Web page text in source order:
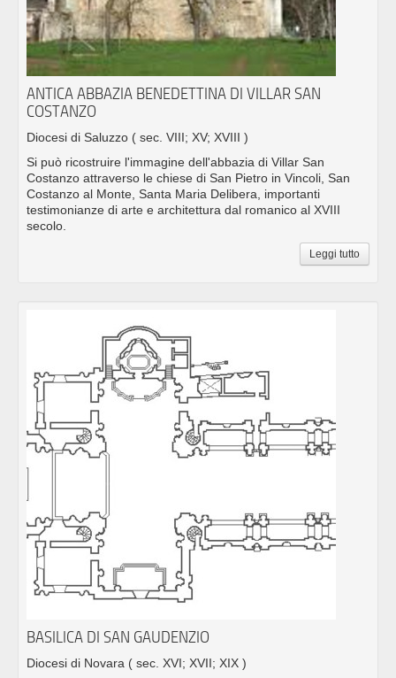
ANTICA ABBAZIA BENEDETTINA DI VILLAR SAN
COSTANZO
Diocesi di Saluzzo ( sec. VIII; XV; XVIII )
Si può ricostruire l'immagine dell'abbazia di Villar San
Costanzo attraverso le chiese di San Pietro in Vincoli, San
Costanzo al Monte, Santa Maria Delibera, importanti
testimonianze di arte e architettura dal romanico al XVIII
secolo.
Leggi tutto
BASILICA DI SAN GAUDENZIO
Diocesi di Novara ( sec. XVI; XVII; XIX )